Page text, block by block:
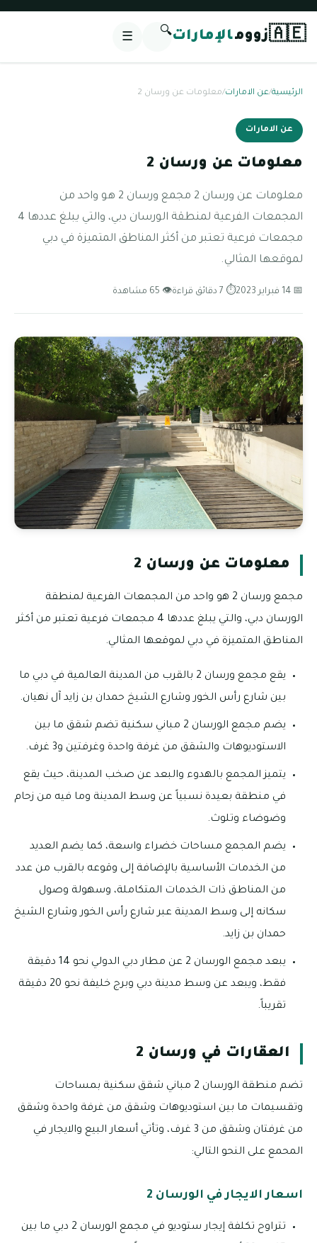
🇦🇪زوومالإمارات🔍
☰
الرئيسية/عن الامارات/معلومات عن ورسان 2
عن الامارات
معلومات عن ورسان 2
معلومات عن ورسان 2 مجمع ورسان 2 هو واحد من
المجمعات الفرعية لمنطقة الورسان دبي، والتي يبلغ عددها 4
مجمعات فرعية تعتبر من أكثر المناطق المتميزة في دبي
لموقعها المثالي.
📅 14 فبراير 2023 ⏱ 7 دقائق قراءة 👁 65 مشاهدة
معلومات عن ورسان 2
مجمع ورسان 2 هو واحد من المجمعات الفرعية لمنطقة
الورسان دبي، والتي يبلغ عددها 4 مجمعات فرعية تعتبر من أكثر
المناطق المتميزة في دبي لموقعها المثالي.
يقع مجمع ورسان 2 بالقرب من المدينة العالمية في دبي ما
بين شارع رأس الخور وشارع الشيخ حمدان بن زايد آل نهيان.
يضم مجمع الورسان 2 مباني سكنية تضم شقق ما بين
الاستوديوهات والشقق من غرفة واحدة وغرفتين و3 غرف.
يتميز المجمع بالهدوء والبعد عن صخب المدينة، حيث يقع
في منطقة بعيدة نسبياً عن وسط المدينة وما فيه من زحام
وضوضاء وتلوث.
يضم المجمع مساحات خضراء واسعة، كما يضم العديد
من الخدمات الأساسية بالإضافة إلى وقوعه بالقرب من عدد
من المناطق ذات الخدمات المتكاملة، وسهولة وصول
سكانه إلى وسط المدينة عبر شارع رأس الخور وشارع الشيخ
حمدان بن زايد.
يبعد مجمع الورسان 2 عن مطار دبي الدولي نحو 14 دقيقة
فقط، ويبعد عن وسط مدينة دبي وبرج خليفة نحو 20 دقيقة
تقريباً.
العقارات في ورسان 2
تضم منطقة الورسان 2 مباني شقق سكنية بمساحات
وتقسيمات ما بين استوديوهات وشقق من غرفة واحدة وشقق
من غرفتان وشقق من 3 غرف، وتأتي أسعار البيع والايجار في
المحمع على النحو التالي:
اسعار الايجار في الورسان 2
تتراوح تكلفة إيجار ستوديو في مجمع الورسان 2 دبي ما بين